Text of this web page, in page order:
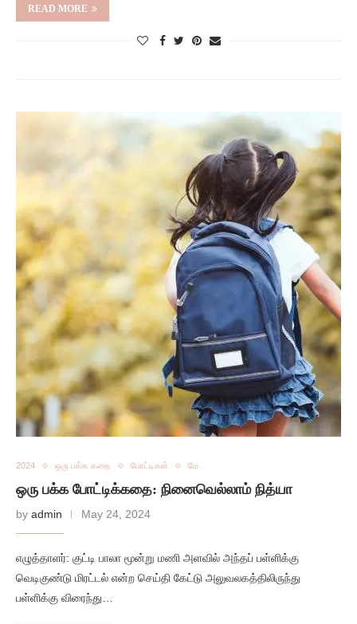
READ MORE
2024 ஒரு பக்க கதை போட்டிகள் மே
ஒரு பக்க போட்டிக்கதை: நினைவெல்லாம் நித்யா
by admin May 24, 2024
எழுத்தாளர்: குட்டி பாலா மூன்று மணி அளவில் அந்தப் பள்ளிக்கு
வெடிகுண்டு மிரட்டல் என்ற செய்தி கேட்டு அலுவலகத்திலிருந்து
பள்ளிக்கு விரைந்து…